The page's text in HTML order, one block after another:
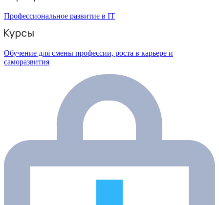
Профессиональное развитие в IT
Обучение для смены профессии, роста в карьере и
саморазвития